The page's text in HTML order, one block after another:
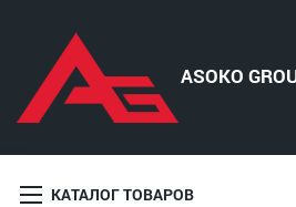
КАТАЛОГ ТОВАРОВ